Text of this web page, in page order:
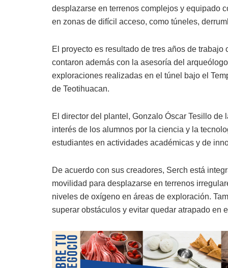
desplazarse en terrenos complejos y equipado
en zonas de difícil acceso, como túneles,
El proyecto es resultado de tres años de
contaron además con la asesoría del
exploraciones realizadas en el túnel bajo el
de Teotihuacan.
El director del plantel, Gonzalo Óscar Tesillo
interés de los alumnos por la ciencia y la
estudiantes en actividades académicas y de
De acuerdo con sus creadores, Serch está
movilidad para desplazarse en terrenos
niveles de oxígeno en áreas de exploración.
superar obstáculos y evitar quedar atrapado en